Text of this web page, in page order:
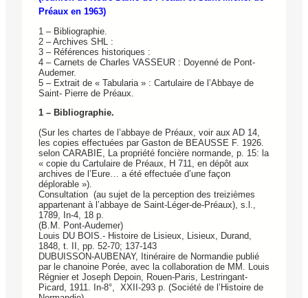
Préaux en 1963)
1 – Bibliographie.
2 – Archives SHL :
3 – Références historiques :
4 – Carnets de Charles VASSEUR : Doyenné de Pont-
Audemer.
5 – Extrait de « Tabularia » : Cartulaire de l’Abbaye de
Saint- Pierre de Préaux.
1 – Bibliographie.
(Sur les chartes de l’abbaye de Préaux, voir aux AD 14,
les copies effectuées par Gaston de BEAUSSE F. 1926.
selon CARABIE, La propriété foncière normande, p. 15: la
« copie du Cartulaire de Préaux, H 711, en dépôt aux
archives de l’Eure… a été effectuée d’une façon
déplorable »).
Consultation (au sujet de la perception des treizièmes
appartenant à l’abbaye de Saint-Léger-de-Préaux), s.l.,
1789, In-4, 18 p.
(B.M. Pont-Audemer)
Louis DU BOIS.- Histoire de Lisieux, Lisieux, Durand,
1848, t. II, pp. 52-70; 137-143
DUBUISSON-AUBENAY, Itinéraire de Normandie publié
par le chanoine Porée, avec la collaboration de MM. Louis
Régnier et Joseph Depoin, Rouen-Paris, Lestringant-
Picard, 1911. In-8°, XXII-293 p. (Société de l’Histoire de